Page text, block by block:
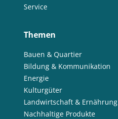
Service
Themen
Bauen & Quartier
Bildung & Kommunikation
Energie
Kulturgüter
Landwirtschaft & Ernährung
Nachhaltige Produkte